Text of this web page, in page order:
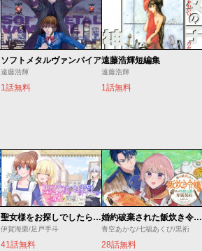
ソフトメタルヴァンパイア
遠藤浩輝
1話無料
遠藤浩輝短編集
遠藤浩輝
1話無料
聖女様をお探しでしたら妹で間違いありません。さあどうぞお連れください、今すぐ。
伊賀海栗/足戸手斗
41話無料
婚約破棄された飯炊き令嬢の私は冷酷公爵と専属契約しました～ですが胃袋を掴んだ結果、冷たかった公爵様がどんどん優しくなっています～
青空あかな/七福あくび/黒裄
28話無料